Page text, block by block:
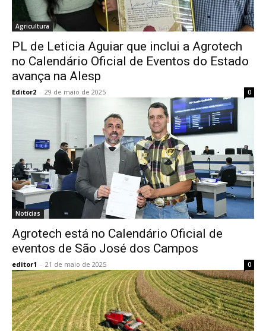
Agricultura
PL de Leticia Aguiar que inclui a Agrotech
no Calendário Oficial de Eventos do Estado
avança na Alesp
Editor2 - 29 de maio de 2025 0
Notícias
Agrotech está no Calendário Oficial de
eventos de São José dos Campos
editor1 - 21 de maio de 2025 0